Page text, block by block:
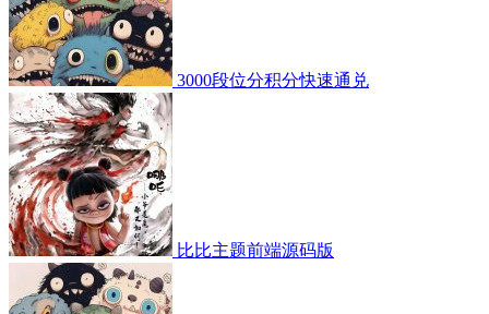
3000段位分积分快速通兑
比比主题前端源码版